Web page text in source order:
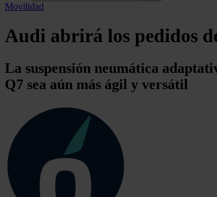
Movilidad
Audi abrirá los pedidos
La suspensión neumática
Q7 sea aún más ágil y versátil